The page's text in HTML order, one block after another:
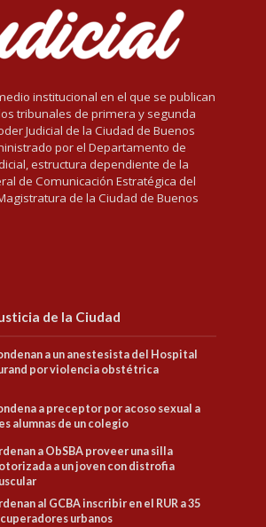
institucional en el que se publican
tribunales de primera y segunda
Judicial de la Ciudad de Buenos
por el Departamento de
estructura dependiente de la
de Comunicación Estratégica del
de la Ciudad de Buenos
de la Ciudad
a un anestesista del Hospital
por violencia obstétrica
a preceptor por acoso sexual a
alumnas de un colegio
a ObSBA proveer una silla
a un joven con distrofia
al GCBA inscribir en el RUR a 35
urbanos